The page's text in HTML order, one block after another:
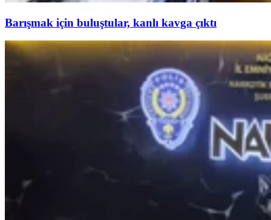
Barışmak için buluştular, kanlı kavga çıktı